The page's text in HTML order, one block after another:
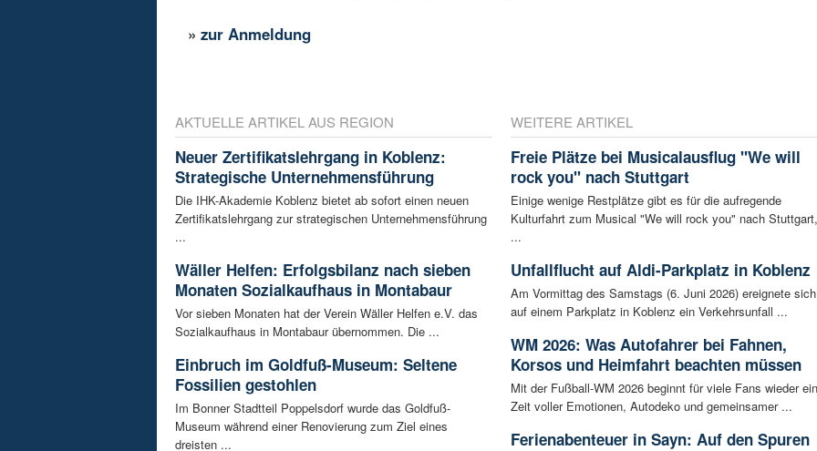
»zur Anmeldung
AKTUELLE ARTIKEL AUS REGION
Neuer Zertifikatslehrgang in Koblenz:
Strategische Unternehmensführung
Die IHK-Akademie Koblenz bietet ab sofort einen neuen
Zertifikatslehrgang zur strategischen Unternehmensführung
...
Wäller Helfen: Erfolgsbilanz nach sieben
Monaten Sozialkaufhaus in Montabaur
Vor sieben Monaten hat der Verein Wäller Helfen e.V. das
Sozialkaufhaus in Montabaur übernommen. Die ...
Einbruch im Goldfuß-Museum: Seltene
Fossilien gestohlen
Im Bonner Stadtteil Poppelsdorf wurde das Goldfuß-
Museum während einer Renovierung zum Ziel eines
dreisten ...
WEITERE ARTIKEL
Freie Plätze bei Musicalausflug "We will
rock you" nach Stuttgart
Einige wenige Restplätze gibt es für die aufregende
Kulturfahrt zum Musical "We will rock you" nach Stuttgart,
...
Unfallflucht auf Aldi-Parkplatz in Koblenz
Am Vormittag des Samstags (6. Juni 2026) ereignete sich
auf einem Parkplatz in Koblenz ein Verkehrsunfall ...
WM 2026: Was Autofahrer bei Fahnen,
Korsos und Heimfahrt beachten müssen
Mit der Fußball-WM 2026 beginnt für viele Fans wieder
Zeit voller Emotionen, Autodeko und gemeinsamer ...
Ferienabenteuer in Sayn: Auf den Spuren